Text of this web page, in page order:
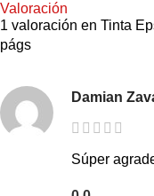
Valoración
1 valoración en Tinta
págs
Damian
Súper